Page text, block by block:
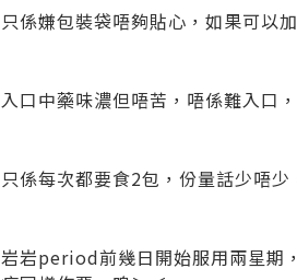
只係嫌包裝袋唔夠貼心，如果可以
入口中藥味濃但唔苦，唔係難入口
只係每次都要食2包，份量話少唔
岩岩period前幾日開始服用兩星期